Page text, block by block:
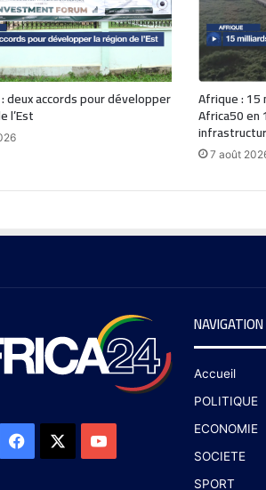
deux accords pour développer
l’Est
Afrique : 15
Africa50 en
7 août
NAVIGATION
Accueil
POLITIQUE
ECONOMIE
SOCIETE
SPORT